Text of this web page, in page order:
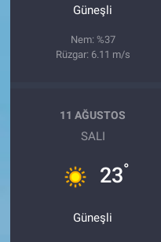
Güneşli
Nem: %37
Rüzgar: 6.11 m/s
11 AĞUSTOS
SALI
23°
Güneşli